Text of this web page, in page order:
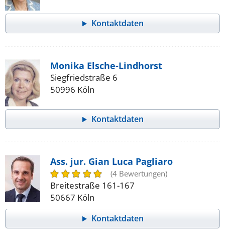
Kontaktdaten
Monika Elsche-Lindhorst
Siegfriedstraße 6
50996 Köln
Kontaktdaten
Ass. jur. Gian Luca Pagliaro
(4 Bewertungen)
Breitestraße 161-167
50667 Köln
Kontaktdaten